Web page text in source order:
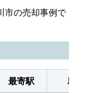
市の売却事例で
最寄駅
駅